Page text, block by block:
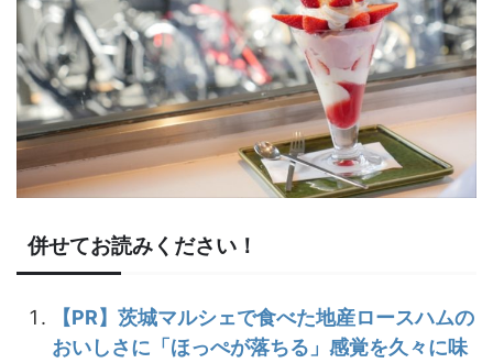
併せてお読みください！
【PR】茨城マルシェで食べた地産ロースハムの
おいしさに「ほっぺが落ちる」感覚を久々に味